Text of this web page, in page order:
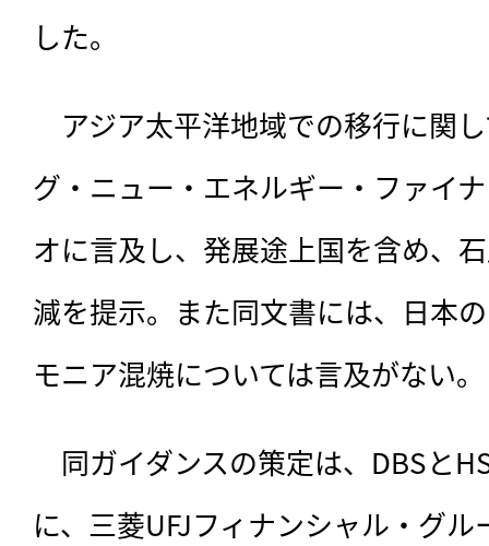
した。
アジア太平洋地域での移行に関
グ・ニュー・エネルギー・ファイ
オに言及し、発展途上国を含め、
減を提示。また同文書には、日本
モニア混焼については言及がない。
同ガイダンスの策定は、DBSと
に、三菱UFJフィナンシャル・グ